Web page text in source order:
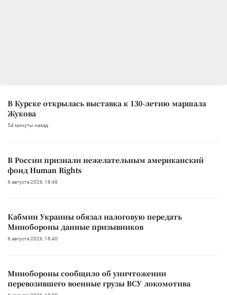
В Курске открылась выставка к 130-летию маршала
Жукова
54 минуты назад
В России признали нежелательным американский
фонд Human Rights
6 августа 2026, 18:48
Кабмин Украины обязал налоговую передать
Минобороны данные призывников
6 августа 2026, 18:40
Минобороны сообщило об уничтожении
перевозившего военные грузы ВСУ локомотива